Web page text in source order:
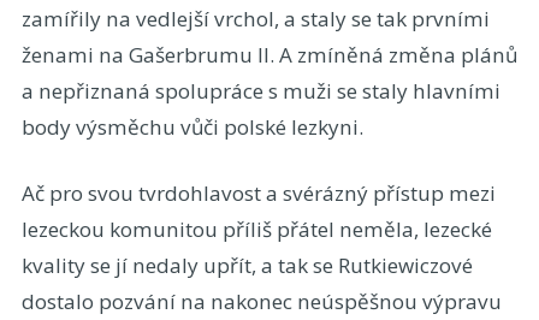
zamířily na vedlejší vrchol, a staly se tak prvními
ženami na Gašerbrumu II. A zmíněná změna plánů
a nepřiznaná spolupráce s muži se staly hlavními
body výsměchu vůči polské lezkyni.
Ač pro svou tvrdohlavost a svérázný přístup mezi
lezeckou komunitou příliš přátel neměla, lezecké
kvality se jí nedaly upřít, a tak se Rutkiewiczové
dostalo pozvání na nakonec neúspěšnou výpravu